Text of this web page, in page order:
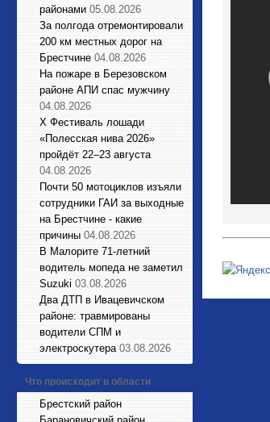
районами 05.08.2026
За полгода отремонтировали
200 км местных дорог на
Брестчине 04.08.2026
На пожаре в Березовском
районе АПИ спас мужчину
04.08.2026
X Фестиваль лошади
«Полесская нива 2026»
пройдёт 22–23 августа
04.08.2026
Почти 50 мотоциклов изъяли
сотрудники ГАИ за выходные
на Брестчине - какие
причины 04.08.2026
В Малорите 71-летний
водитель мопеда не заметил
Suzuki 03.08.2026
Два ДТП в Ивацевичском
районе: травмированы
водители СПМ и
электроскутера 03.08.2026
Что происходит в области
Брестский район